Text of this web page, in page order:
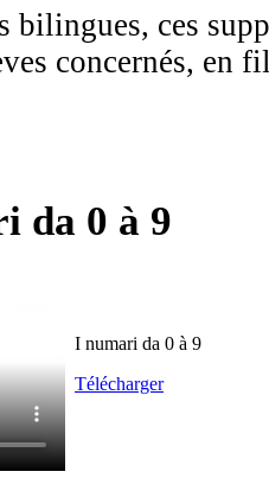
bilingues, ces
concernés, en
da 0 à 9
I numari da 0 à 9
Télécharger